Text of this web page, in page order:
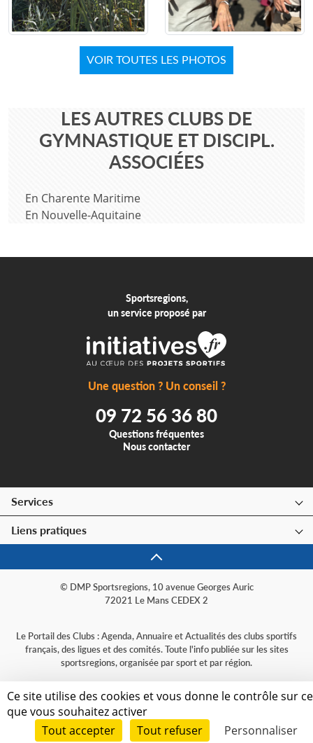
Ce site utilise des cookies et vous donne le contrôle sur
que vous souhaitez activer
Tout accepter
Tout refuser Personnaliser
VOIR TOUTES LES PHOTOS
LES AUTRES CLUBS DE
GYMNASTIQUE ET DISCIPL.
ASSOCIÉES
En Charente Maritime
En Nouvelle-Aquitaine
Sportsregions,
un service proposé par
Une question ? Un conseil ?
09 72 56 36 80
Questions fréquentes
Nous contacter
Services
Liens pratiques
© DMP Sportsregions, 10 avenue Georges Auric
72021 Le Mans CEDEX 2
Le Portail des Clubs : Agenda, Annuaire et Actualités des clubs sportifs
français, des ligues et des comités. Toute l'info publiée sur les sites
sportsregions, organisée par sport et par région.